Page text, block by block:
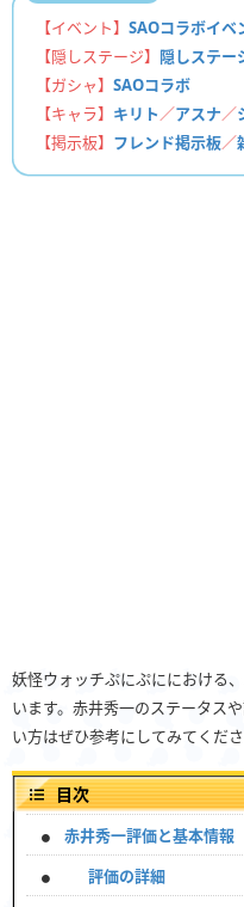
【イベント】 SAOコラボイベ
【隠しステージ】 隠しステー
【ガシャ】 SAOコラボ
【キャラ】 キリト／アスナ／
【掲示板】 フレンド掲示板／
妖怪ウォッチぷにぷににおける
います。赤井秀一のステータス
い方はぜひ参考にしてみてくださ
目次
赤井秀一評価と基本情報
評価の詳細